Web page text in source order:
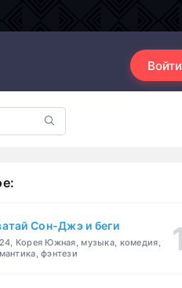
Войти
Сон-Джэ и беги
Корея Южная, музыка, комедия,
фэнтези